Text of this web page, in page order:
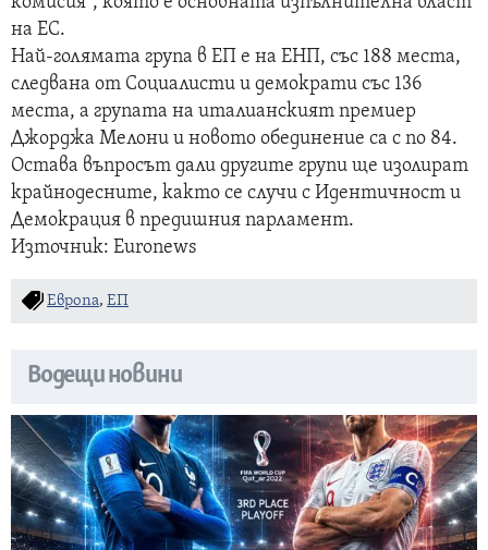
на ЕС.
Най-голямата група в ЕП е на ЕНП, със 188 места,
следвана от Социалисти и демократи със 136
места, а групата на италианският премиер
Джорджа Мелони и новото обединение са с по 84.
Остава въпросът дали другите групи ще изолират
крайнодесните, както се случи с Идентичност и
Демокрация в предишния парламент.
Източник: Euronews
Европа, ЕП
Водещи новини